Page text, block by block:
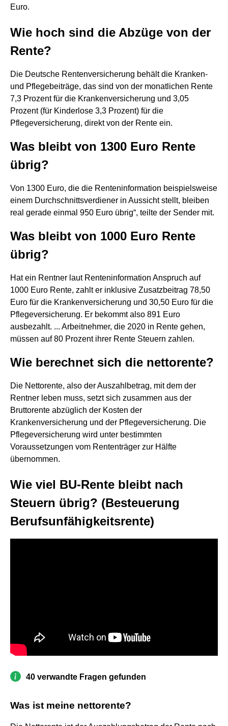
Euro.
Wie hoch sind die Abzüge von der
Rente?
Die Deutsche Rentenversicherung behält die Kranken-
und Pflegebeiträge, das sind von der monatlichen Rente
7,3 Prozent für die Krankenversicherung und 3,05
Prozent (für Kinderlose 3,3 Prozent) für die
Pflegeversicherung, direkt von der Rente ein.
Was bleibt von 1300 Euro Rente
übrig?
Von 1300 Euro, die die Renteninformation beispielsweise
einem Durchschnittsverdiener in Aussicht stellt, bleiben
real gerade einmal 950 Euro übrig“, teilte der Sender mit.
Was bleibt von 1000 Euro Rente
übrig?
Hat ein Rentner laut Renteninformation Anspruch auf
1000 Euro Rente, zahlt er inklusive Zusatzbeitrag 78,50
Euro für die Krankenversicherung und 30,50 Euro für die
Pflegeversicherung. Er bekommt also 891 Euro
ausbezahlt. ... Arbeitnehmer, die 2020 in Rente gehen,
müssen auf 80 Prozent ihrer Rente Steuern zahlen.
Wie berechnet sich die nettorente?
Die Nettorente, also der Auszahlbetrag, mit dem der
Rentner leben muss, setzt sich zusammen aus der
Bruttorente abzüglich der Kosten der
Krankenversicherung und der Pflegeversicherung. Die
Pflegeversicherung wird unter bestimmten
Voraussetzungen vom Rententräger zur Hälfte
übernommen.
Wie viel BU-Rente bleibt nach
Steuern übrig? (Besteuerung
Berufsunfähigkeitsrente)
40 verwandte Fragen gefunden
Was ist meine nettorente?